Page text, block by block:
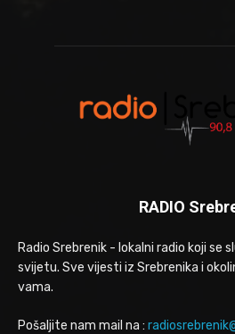
RADIO
Radio Srebrenik - lokalni radio koji se
svijetu. Sve vijesti iz Srebrenika i
vama.
Pošaljite nam mail na :